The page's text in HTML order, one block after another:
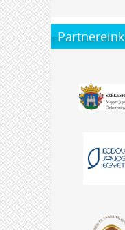
Partnereink